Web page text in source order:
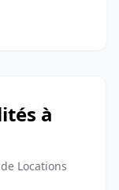
à
Locations